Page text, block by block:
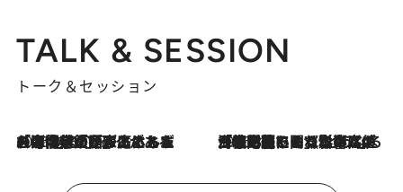
TALK & SESSION
トーク＆セッション
2026.8.3
「今後値上げがあるとすれば…」「リスクがあるのは今年の冬」エネルギー専門家が語る、ホルムズ海峡封鎖が家庭にもたらす“ある心配” 2026.8.3
「住宅建てられない…」「サーチャージ料の高値が続いている」ホルムズ海峡封鎖による影響はいつまで続く？《エネルギー専門家に聞く“どうなる日本の暮らし”》